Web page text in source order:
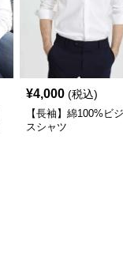
¥4,000 (税込)
【長袖】綿100%ビ
スシャツ